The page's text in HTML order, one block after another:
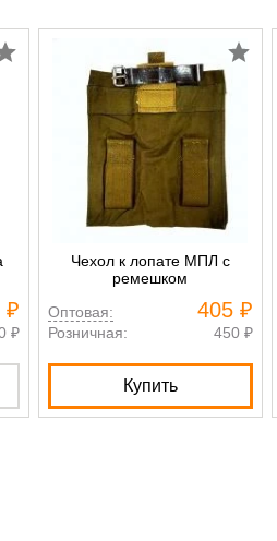
₽
₽
Чехол к лопате МПЛ с
ремешком
Оптовая:
405 ₽
Розничная: 450 ₽
Купить